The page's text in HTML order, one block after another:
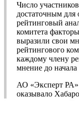
Число
достаточным
рейтинговый
комитета
выразили свои
рейтингового
каждому члену
мнение до
АО «Эксперт РА»
оказывало